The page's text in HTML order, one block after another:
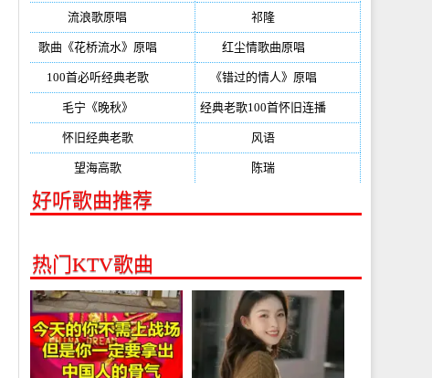
流浪歌原唱 祁隆
歌曲《花桥流水》原唱 红尘情歌曲原唱
100首必听经典老歌(150) 《错过的情人》原唱
毛宁《晚秋》 经典老歌100首怀旧连播
怀旧经典老歌(133) 风语
望海高歌(131) 陈瑞
好听歌曲推荐
热门KTV歌曲